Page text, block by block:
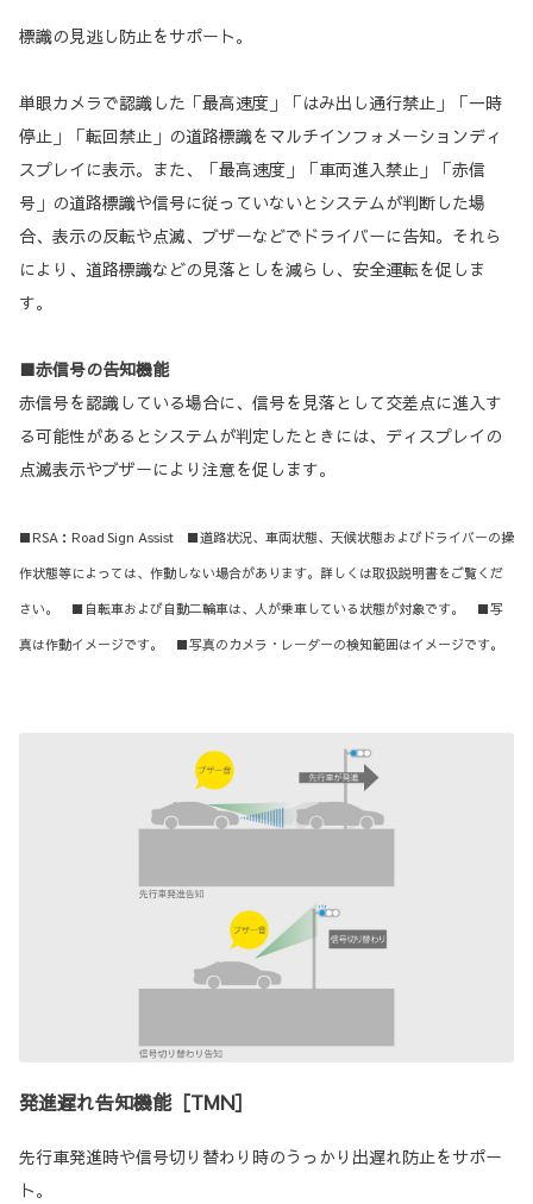
標識の見逃し防止をサポート。
単眼カメラで認識した「最高速度」「はみ出し通行禁止」「一時
停止」「転回禁止」の道路標識をマルチインフォメーションディ
スプレイに表示。また、「最高速度」「車両進入禁止」「赤信
号」の道路標識や信号に従っていないとシステムが判断した場
合、表示の反転や点滅、ブザーなどでドライバーに告知。それら
により、道路標識などの見落としを減らし、安全運転を促しま
す。
■赤信号の告知機能
赤信号を認識している場合に、信号を見落として交差点に進入す
る可能性があるとシステムが判定したときには、ディスプレイの
点滅表示やブザーにより注意を促します。
■RSA：Road Sign Assist ■道路状況、車両状態、天候状態およびドライバーの操
作状態等によっては、作動しない場合があります。詳しくは取扱説明書をご覧くだ
さい。 ■自転車および自動二輪車は、人が乗車している状態が対象です。 ■写
真は作動イメージです。 ■写真のカメラ・レーダーの検知範囲はイメージです。
発進遅れ告知機能［TMN］
先行車発進時や信号切り替わり時のうっかり出遅れ防止をサポー
ト。